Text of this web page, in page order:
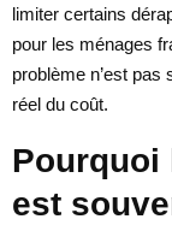
limiter certains
pour les ménages
problème n’est pas
réel du coût.
Pourquoi
est